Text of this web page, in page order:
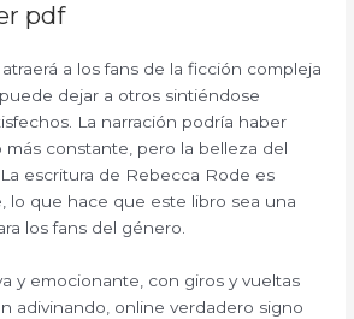
pdf
a los fans de la ficción compleja
dejar a otros sintiéndose
La narración podría haber
constante, pero la belleza del
escritura de Rebecca Rode es
lo que hace que este libro sea una
los fans del género.
y emocionante, con giros y vueltas
adivinando, online verdadero signo